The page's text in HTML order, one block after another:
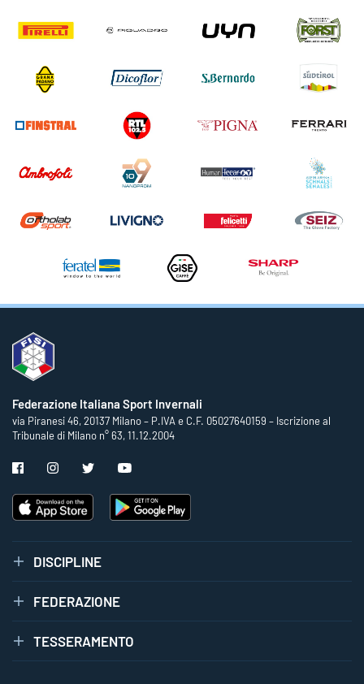
Federazione Italiana Sport Invernali
via Piranesi 46, 20137 Milano – P.IVA e C.F. 05027640159 – Iscrizione al
Tribunale di Milano n° 63, 11.12.2004
DISCIPLINE
FEDERAZIONE
TESSERAMENTO